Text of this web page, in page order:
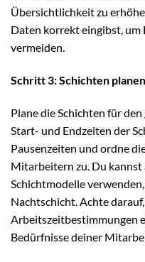
Übersichtlichkeit zu
Daten korrekt eingibst, um
vermeiden.
Schritt 3: Schichten planen
Plane die Schichten für
Start- und Endzeiten der
Pausenzeiten und ordne
Mitarbeitern zu. Du kannst
Schichtmodelle
Nachtschicht. Achte
Arbeitszeitbestimmungen
Bedürfnisse deiner